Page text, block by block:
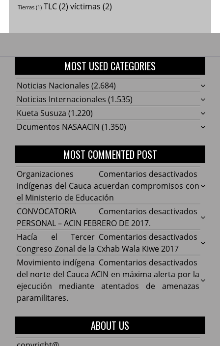
Tierras(1) TLC(2) víctimas (2)
MOST USED CATEGORIES
Noticias Nacionales (2.684)
Noticias Internacionales (1.535)
Kueta Susuza (1.220)
Dcumentos NASAACIN (1.350)
MOST COMMENTED POST
Comentarios desactivados
Cauca
con
de
Organizaciones
indígenas del Cauca acuerdan compromisos con
el Ministerio de Educación
Comentarios desactivados
ACIN
DE
CONVOCATORIA
PERSONAL – ACIN FEBRERO DE 2017.
Comentarios desactivados
Hacía
la
Hacía el Tercer
Congreso Zonal de la Cxhab Wala Kiwe 2017
Comentarios desactivados
Cauca
Movimiento indígena
del norte del Cauca ACIN en máxima alerta por la
ejecución mediante atentados de amenazas
paramilitares.
ABOUT US